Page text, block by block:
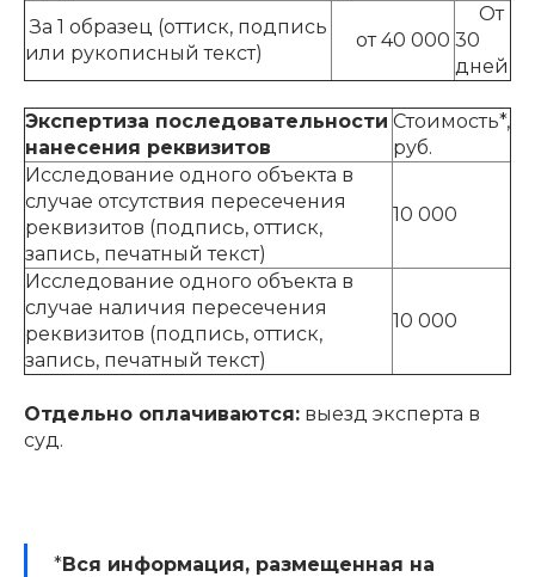
За 1 образец (оттиск, подпись
или рукописный текст)
от 40 000
От
30
дней
Экспертиза последовательности
нанесения реквизитов
Стоимость*,
руб.
Исследование одного объекта в
случае отсутствия пересечения
реквизитов (подпись, оттиск,
запись, печатный текст)
10 000
Исследование одного объекта в
случае наличия пересечения
реквизитов (подпись, оттиск,
запись, печатный текст)
10 000
Отдельно оплачиваются: выезд эксперта в
суд.
*Вся информация, размещенная на